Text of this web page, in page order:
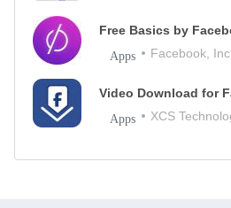
Free Basics by
Apps Facebook,
Video Download for
Apps XCS